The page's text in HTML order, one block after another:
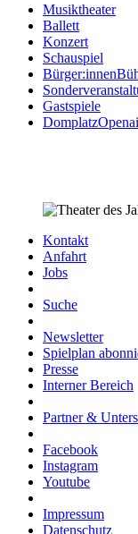
Musiktheater
Ballett
Konzert
Schauspiel
Gastspiele
Kontakt
Anfahrt
Jobs
Suche
Newsletter
Spielplan
Presse
Interner Bereich
Partner &
Facebook
Instagram
Youtube
Impressum
Datenschutz